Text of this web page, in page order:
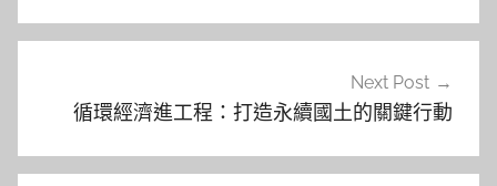
覽
Next Post
循環經濟進工程：打造永續國土的關鍵行動